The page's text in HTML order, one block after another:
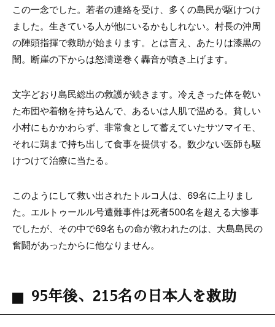
この一念でした。若者の連絡を受け、多くの島民が駆けつけ
ました。生きている人が他にいるかもしれない。村長の沖周
の陣頭指揮で救助が始まります。とは言え、あたりは漆黒の
闇。断崖の下からは怒濤逆巻く轟音が噴き上げます。
文字どおり島民総出の救護が続きます。冷えきった体を乾い
た布団や着物を持ち込んで、あるいは人肌で温める。貧しい
小村にもかかわらず、非常食として蓄えていたサツマイモ、
それに鶏まで持ち出して食事を提供する。数少ない医師も駆
けつけて治療に当たる。
このようにして救い出されたトルコ人は、69名に上りまし
た。エルトゥールル号遭難事件は死者500名を超える大惨事
でしたが、その中で69名もの命が救われたのは、大島島民の
奮闘があったからに他なりません。
95年後、215名の日本人を救助